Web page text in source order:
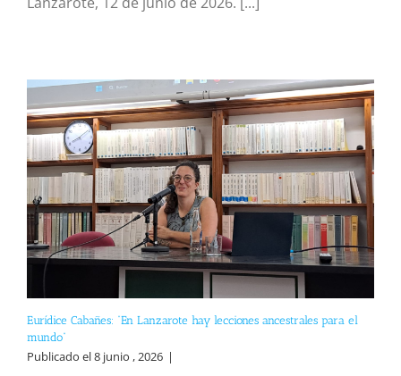
Eurídice Cabañes: “En Lanzarote hay lecciones ancestrales para el
mundo”
Publicado el 8 junio , 2026 |